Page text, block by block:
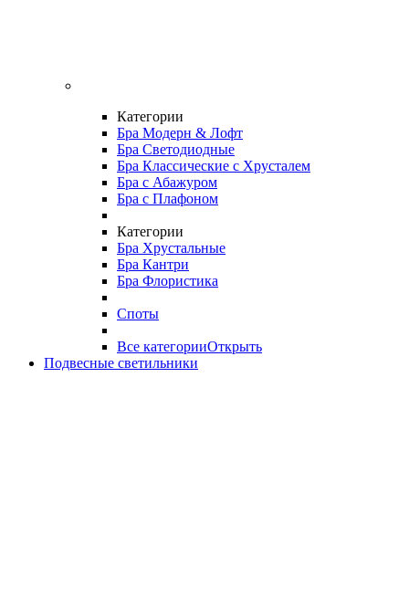
Категории
Бра Модерн & Лофт
Бра Светодиодные
Бра Классические с Хрусталем
Бра с Абажуром
Бра с Плафоном
Категории
Бра Хрустальные
Бра Кантри
Бра Флористика
Споты
Все категорииОткрыть
Подвесные светильники